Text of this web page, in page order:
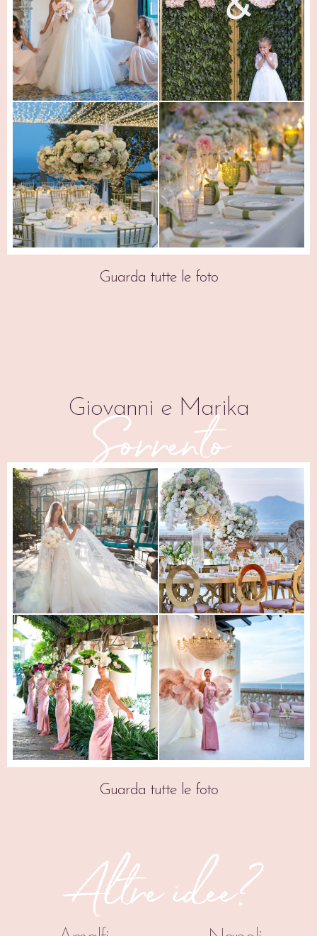
Guarda tutte le foto
Giovanni e Marika
Sorrento
Guarda tutte le foto
Altre idee?